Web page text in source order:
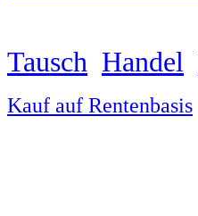
Tausch Handel
Kauf auf Rentenbasis